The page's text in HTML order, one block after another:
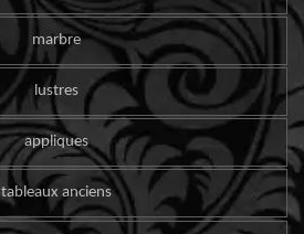
marbre
lustres
appliques
tableaux anciens